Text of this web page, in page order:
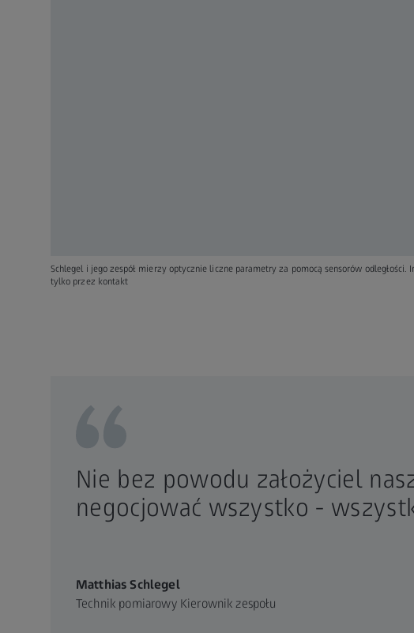
Schlegel i jego zespół mierzy optycznie liczne parametry za pomocą sensorów odległości.
tylko przez kontakt
Nie bez powodu założyciel
negocjować wszystko -
Matthias Schlegel
Technik pomiarowy Kierownik zespołu